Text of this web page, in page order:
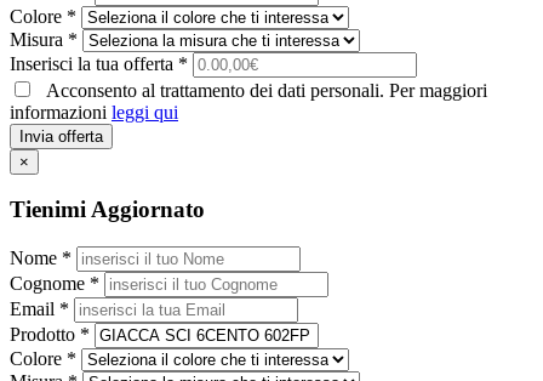
Colore *
Misura *
Inserisci la tua offerta *
Acconsento al trattamento dei dati personali. Per maggiori
informazioni leggi qui
Invia offerta
×
Tienimi Aggiornato
Nome *
Cognome *
Email *
Prodotto *
Colore *